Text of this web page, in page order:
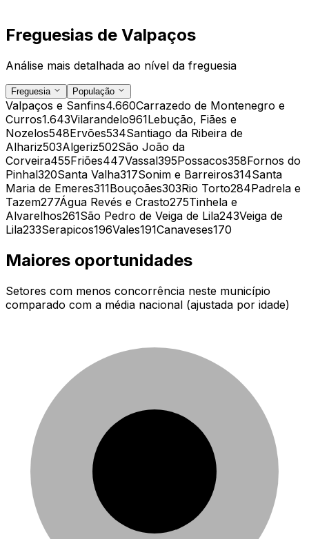
Freguesias de Valpaços
Análise mais detalhada ao nível da freguesia
Freguesia População
Valpaços e Sanfins4.660Carrazedo de Montenegro e
Curros1.643Vilarandelo961Lebução, Fiães e
Nozelos548Ervões534Santiago da Ribeira de
Alhariz503Algeriz502São João da
Corveira455Friões447Vassal395Possacos358Fornos do
Pinhal320Santa Valha317Sonim e Barreiros314Santa
Maria de Emeres311Bouçoães303Rio Torto284Padrela e
Tazem277Água Revés e Crasto275Tinhela e
Alvarelhos261São Pedro de Veiga de Lila243Veiga de
Lila233Serapicos196Vales191Canaveses170
Maiores oportunidades
Setores com menos concorrência neste município
comparado com a média nacional (ajustada por idade)